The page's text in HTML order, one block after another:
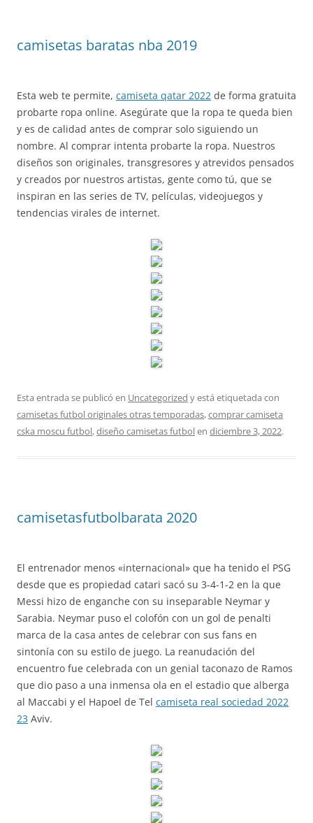
camisetas baratas nba 2019
Esta web te permite, camiseta qatar 2022 de forma gratuita
probarte ropa online. Asegúrate que la ropa te queda bien
y es de calidad antes de comprar solo siguiendo un
nombre. Al comprar intenta probarte la ropa. Nuestros
diseños son originales, transgresores y atrevidos pensados
y creados por nuestros artistas, gente como tú, que se
inspiran en las series de TV, películas, videojuegos y
tendencias virales de internet.
Esta entrada se publicó en Uncategorized y está etiquetada con
camisetas futbol originales otras temporadas,comprar camiseta
cska moscu futbol,diseño camisetas futbolen diciembre 3, 2022.
camisetasfutbolbarata 2020
El entrenador menos «internacional» que ha tenido el PSG
desde que es propiedad catari sacó su 3-4-1-2 en la que
Messi hizo de enganche con su inseparable Neymar y
Sarabia. Neymar puso el colofón con un gol de penalti
marca de la casa antes de celebrar con sus fans en
sintonía con su estilo de juego. La reanudación del
encuentro fue celebrada con un genial taconazo de Ramos
que dio paso a una inmensa ola en el estadio que alberga
al Maccabi y el Hapoel de Tel camiseta real sociedad 2022
23 Aviv.